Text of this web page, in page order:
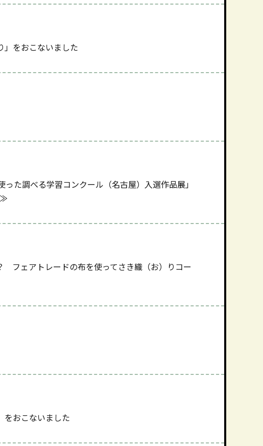
をおこないました
調べる学習コンクール（名古屋）入選作品展」
≫
ェアトレードの布を使ってさき織（お）りコー
おこないました